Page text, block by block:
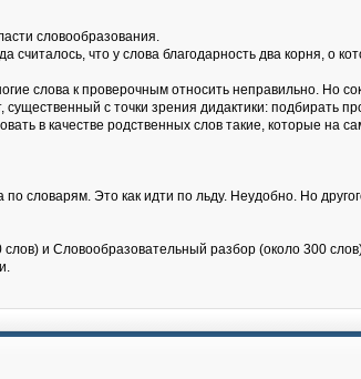
словообразования.
что у слова благодарность два корня, о
слова к проверочным относить неправильно. Но
с точки зрения дидактики: подбирать
в качестве родственных слов такие, которые на
словарям. Это как идти по льду. Неудобно. Но
и Словообразовательный разбор (около 300